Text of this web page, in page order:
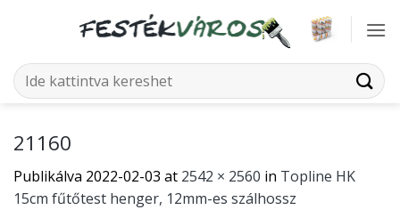
Keresés
a
21160
Publikálva 2022-02-03 at 2542 × 2560 in Topline HK
15cm fűtőtest henger, 12mm-es szálhossz